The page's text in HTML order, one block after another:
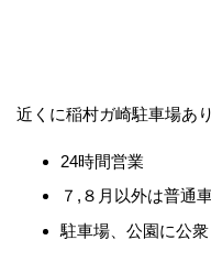
近くに稲村ガ崎駐車場あり
24時間営業
７,８月以外は普通
駐車場、公園に公